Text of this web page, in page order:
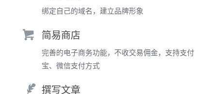
绑定自己的域名，建立品牌形象
简易商店
完善的电子商务功能，不收交易佣金，支持支付
宝、微信支付方式
撰写文章